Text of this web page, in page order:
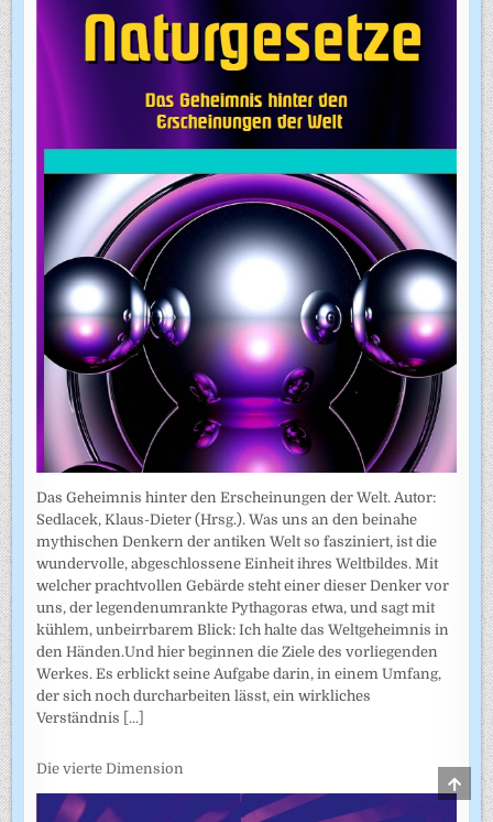
Das Geheimnis hinter den Erscheinungen der Welt. Autor:
Sedlacek, Klaus-Dieter (Hrsg.). Was uns an den beinahe
mythischen Denkern der antiken Welt so fasziniert, ist die
wundervolle, abgeschlossene Einheit ihres Weltbildes. Mit
welcher prachtvollen Gebärde steht einer dieser Denker vor
uns, der legendenumrankte Pythagoras etwa, und sagt mit
kühlem, unbeirrbarem Blick: Ich halte das Weltgeheimnis in
den Händen.Und hier beginnen die Ziele des vorliegenden
Werkes. Es erblickt seine Aufgabe darin, in einem Umfang,
der sich noch durcharbeiten lässt, ein wirkliches
Verständnis [...]
Die vierte Dimension
TO
TOP